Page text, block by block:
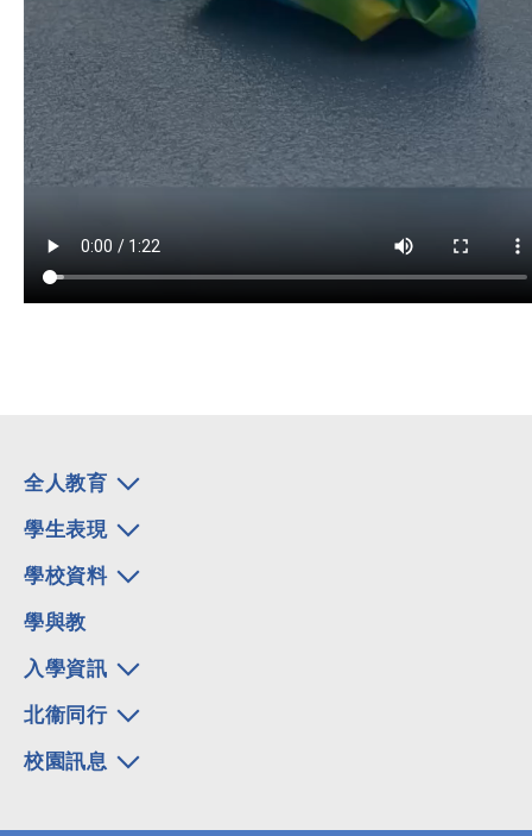
全人教育
學生表現
學校資料
學與教
入學資訊
北衞同行
校園訊息